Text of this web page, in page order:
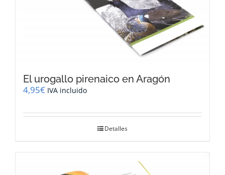
El urogallo pirenaico en Aragón
4,95€ IVA incluido
Detalles